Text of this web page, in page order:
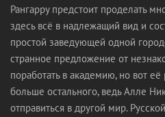
Рангарру предстоит проделать
здесь всё в надлежащий вид и
простой заведующей одной
странное предложение от
поработать в академию, но вот
больше остального, ведь Алле
отправиться в другой мир.